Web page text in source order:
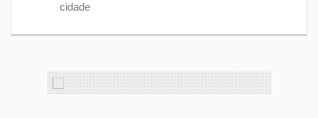
cidade